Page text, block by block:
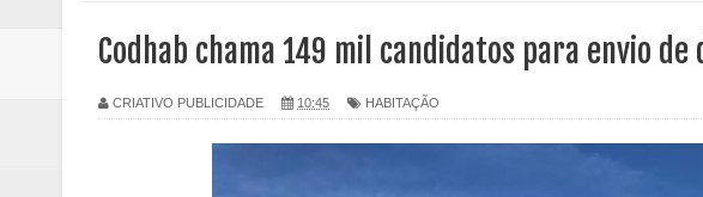
Homem é socorrido após ser vítima de agressão em
Moradora de Samambaia tem prisão preventiva
Codhab chama 149 mil candidatos para envio de
CRIATIVO PUBLICIDADE 10:45 HABITAÇÃO